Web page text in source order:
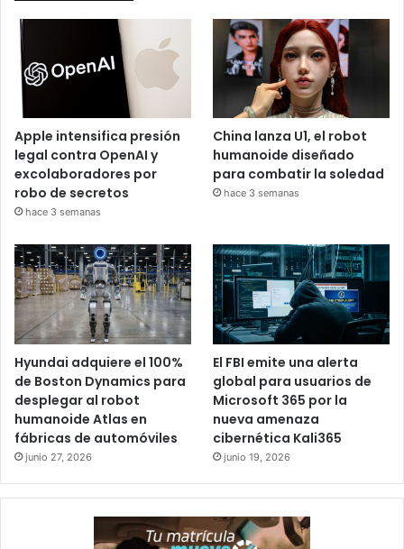
Apple intensifica presión
legal contra OpenAI y
excolaboradores por
robo de secretos
hace 3 semanas
China lanza U1, el robot
humanoide diseñado
para combatir la soledad
hace 3 semanas
Hyundai adquiere el 100%
de Boston Dynamics para
desplegar al robot
humanoide Atlas en
fábricas de automóviles
junio 27, 2026
El FBI emite una alerta
global para usuarios de
Microsoft 365 por la
nueva amenaza
cibernética Kali365
junio 19, 2026